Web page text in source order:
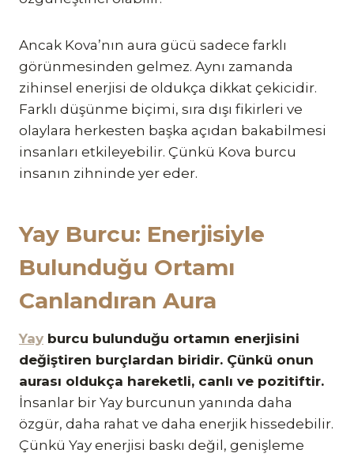
Ancak Kova’nın aura gücü sadece farklı
görünmesinden gelmez. Aynı zamanda
zihinsel enerjisi de oldukça dikkat çekicidir.
Farklı düşünme biçimi, sıra dışı fikirleri ve
olaylara herkesten başka açıdan bakabilmesi
insanları etkileyebilir. Çünkü Kova burcu
insanın zihninde yer eder.
Yay Burcu: Enerjisiyle
Bulunduğu Ortamı
Canlandıran Aura
Yay burcu bulunduğu ortamın enerjisini
değiştiren burçlardan biridir. Çünkü onun
aurası oldukça hareketli, canlı ve pozitiftir.
İnsanlar bir Yay burcunun yanında daha
özgür, daha rahat ve daha enerjik hissedebilir.
Çünkü Yay enerjisi baskı değil, genişleme